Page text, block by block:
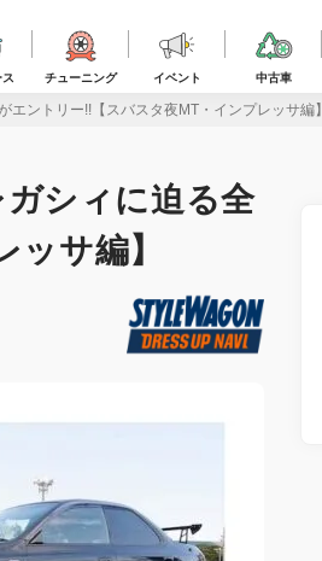
チューニング イベント 中古車
ントリー!!【スバスタ夜MT・インプレッサ編】
ガシィに迫る全
サ編】